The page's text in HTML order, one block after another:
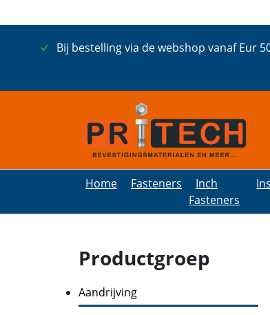
Bij bestelling via de webshop vanaf Eur
Home Fasteners
Inch
Fasteners
Productgroep
Aandrijving